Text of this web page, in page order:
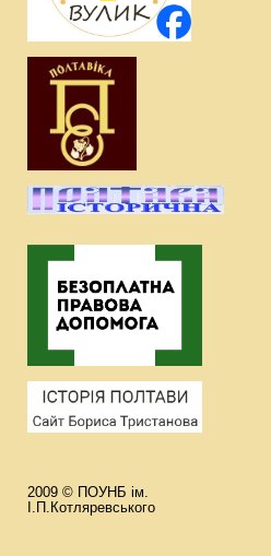
2009 © ПОУНБ ім.
І.П.Котляревського